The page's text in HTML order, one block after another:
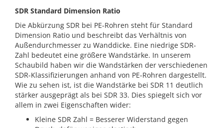
SDR Standard Dimension Ratio
Die Abkürzung SDR bei PE-Rohren steht für Standard
Dimension Ratio und beschreibt das Verhältnis von
Außendurchmesser zu Wanddicke. Eine niedrige SDR-
Zahl bedeutet eine größere Wandstärke. In unserem
Schaubild haben wir die Wandstärken der verschiedenen
SDR-Klassifizierungen anhand von PE-Rohren dargestellt.
Wie zu sehen ist, ist die Wandstärke bei SDR 11 deutlich
stärker ausgeprägt als bei SDR 33. Dies spiegelt sich vor
allem in zwei Eigenschaften wider:
Kleine SDR Zahl = Besserer Widerstand gegen